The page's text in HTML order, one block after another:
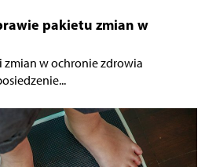
pakietu zmian w
w ochronie zdrowia